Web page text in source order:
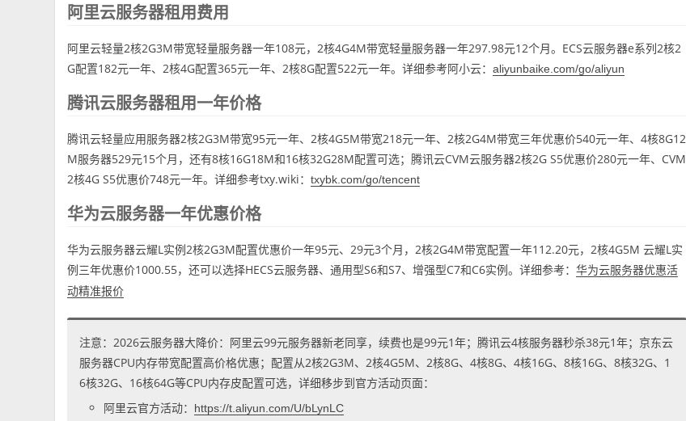
阿里云服务器租用费用
阿里云轻量2核2G3M带宽轻量服务器一年108元，2核4G4M带宽轻量服务器一年297.98元12个月。ECS云服务器e系列2核2
G配置182元一年、2核4G配置365元一年、2核8G配置522元一年。详细参考阿小云：aliyunbaike.com/go/aliyun
腾讯云服务器租用一年价格
腾讯云轻量应用服务器2核2G3M带宽95元一年、2核4G5M带宽218元一年、2核2G4M带宽三年优惠价540元一年、4核8G12
M服务器529元15个月，还有8核16G18M和16核32G28M配置可选；腾讯云CVM云服务器2核2G S5优惠价280元一年、CVM
2核4G S5优惠价748元一年。详细参考txy.wiki：txybk.com/go/tencent
华为云服务器一年优惠价格
华为云服务器云耀L实例2核2G3M配置优惠价一年95元、29元3个月，2核2G4M带宽配置一年112.20元，2核4G5M 云耀L实
例三年优惠价1000.55，还可以选择HECS云服务器、通用型S6和S7、增强型C7和C6实例。详细参考：华为云服务器优惠活
动精准报价
注意：2026云服务器大降价：阿里云99元服务器新老同享，续费也是99元1年；腾讯云4核服务器秒杀38元1年；京东云
服务器CPU内存带宽配置高价格优惠；配置从2核2G3M、2核4G5M、2核8G、4核8G、4核16G、8核16G、8核32G、1
6核32G、16核64G等CPU内存皮配置可选，详细移步到官方活动页面：
阿里云官方活动：
https://t.aliyun.com/U/bLynLC